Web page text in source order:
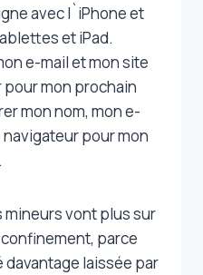
avec l`iPhone et
et iPad.
e-mail et mon site
mon prochain
mon nom, mon e-
pour mon
mineurs vont plus sur
parce
davantage laissée par